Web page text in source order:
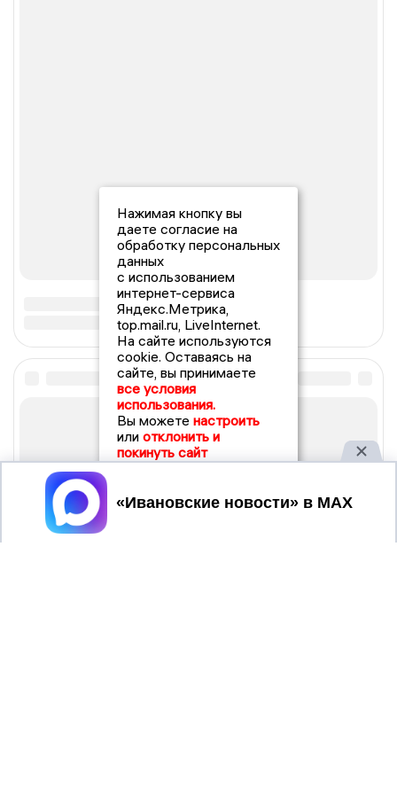
Нажимая кнопку вы
даете согласие на
обработку персональных
данных
с использованием
интернет-сервиса
Яндекс.Метрика,
top.mail.ru, LiveInternet.
На сайте используются
cookie. Оставаясь на
сайте, вы принимаете
все условия
использования.
Вы можете настроить
или отклонить и
покинуть сайт
Принять